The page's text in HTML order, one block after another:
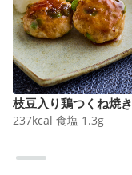
枝豆入り鶏つくね焼き
237kcal 食塩 1.3g